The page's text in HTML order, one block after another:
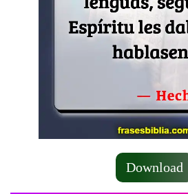
Download